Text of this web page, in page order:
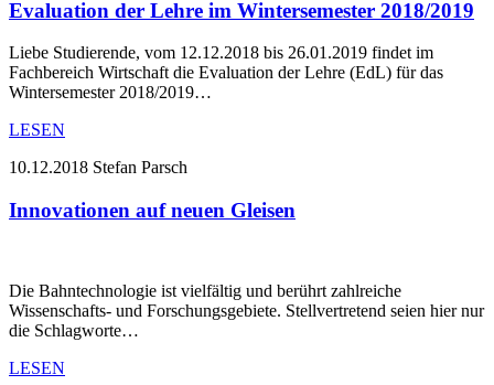
Evaluation der Lehre im Wintersemester 2018/2019
Liebe Studierende, vom 12.12.2018 bis 26.01.2019 findet im
Fachbereich Wirtschaft die Evaluation der Lehre (EdL) für das
Wintersemester 2018/2019…
LESEN
10.12.2018 Stefan Parsch
Innovationen auf neuen Gleisen
Die Bahntechnologie ist vielfältig und berührt zahlreiche
Wissenschafts- und Forschungsgebiete. Stellvertretend seien hier nur
die Schlagworte…
LESEN